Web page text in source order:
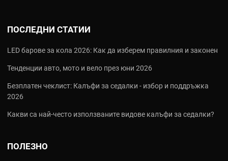
ПОСЛЕДНИ СТАТИИ
LED барове за кола 2026: Как да изберем правилния и законен
Тенденции авто, мото и вело през юни 2026
Безплатен чеклист: Калъфи за седалки - избор и поддръжка
2026
Какви са най‑често използваните видове калъфи за седалки?
ПОЛЕЗНО